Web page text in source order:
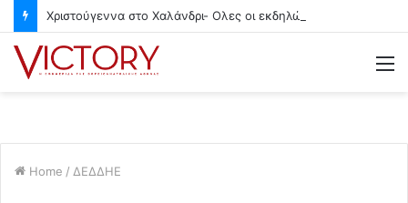
Home / ΔΕΔΔΗΕ